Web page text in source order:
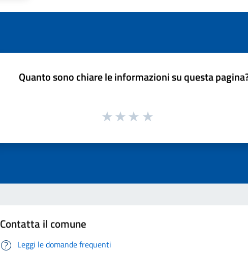
Quanto sono chiare le informazioni su questa
Contatta il comune
Leggi le domande frequenti